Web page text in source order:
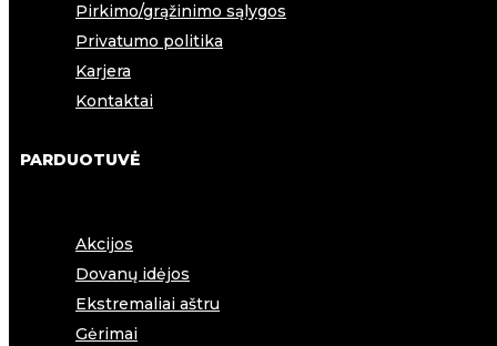
Pirkimo/grąžinimo sąlygos
Privatumo politika
Karjera
Kontaktai
PARDUOTUVĖ
Akcijos
Dovanų idėjos
Ekstremaliai aštru
Gėrimai